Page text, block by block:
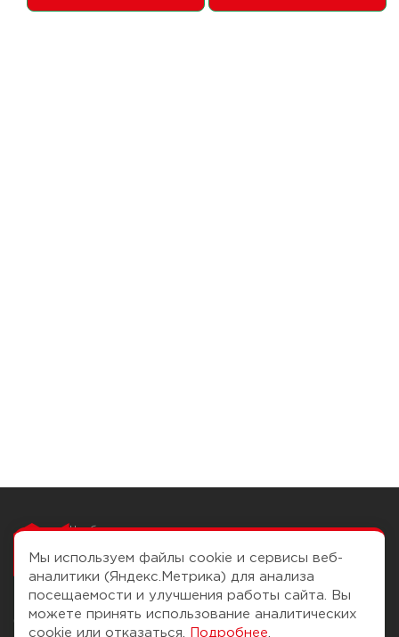
Чтобы вам легко
О компании Помощь
Мы используем файлы cookie и сервисы веб-
аналитики (Яндекс.Метрика) для анализа
посещаемости и улучшения работы сайта. Вы
можете принять использование аналитических
cookie или отказаться.
Подробнее